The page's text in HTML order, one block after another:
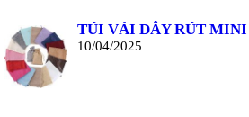
TÚI VẢI DÂY RÚT MINI
10/04/2025